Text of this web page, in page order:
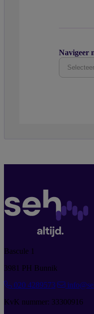
Navigeer
Bascule 1
3981 PH Bunnik
020 4289573
KvK nummer: 33300916